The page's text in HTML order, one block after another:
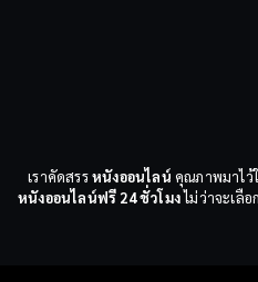
เราคัดสรรหนังออนไลน์ คุณภาพมาไว้
หนังออนไลน์ฟรี 24 ชั่วโมงไม่ว่าจะเลื